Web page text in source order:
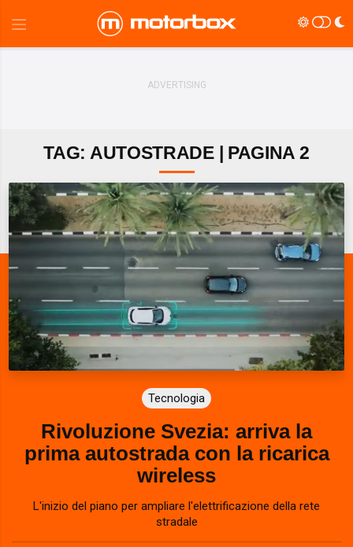
TAG: AUTOSTRADE | PAGINA 2
Tecnologia
Rivoluzione Svezia: arriva la
prima autostrada con la ricarica
wireless
L'inizio del piano per ampliare l'elettrificazione della rete
stradale